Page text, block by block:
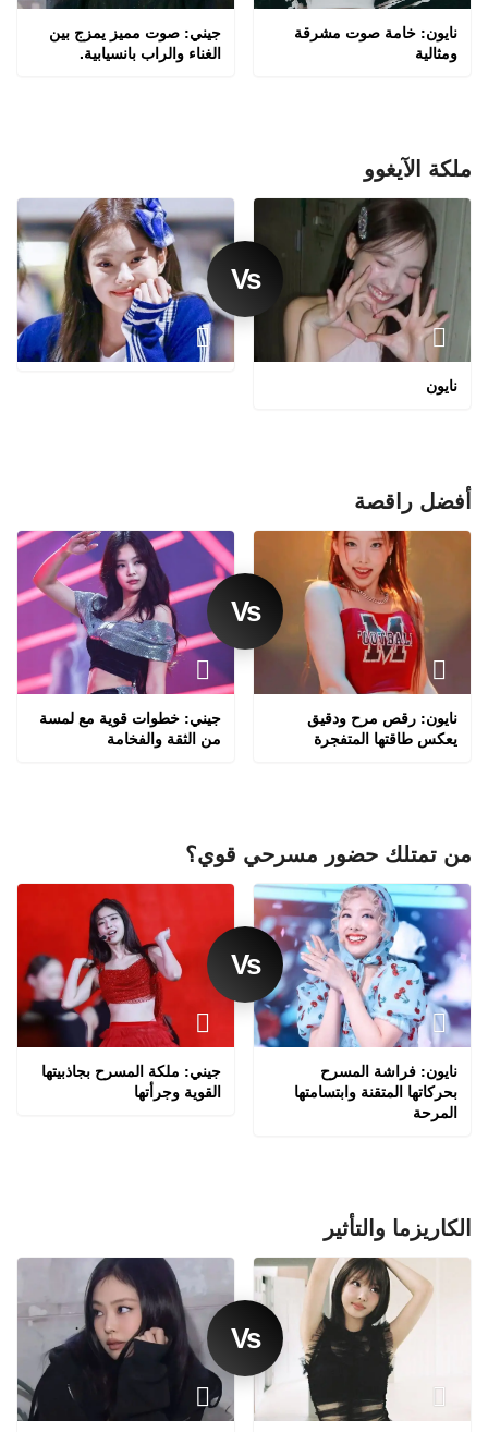
نايون: خامة صوت مشرقة
ومثالية
جيني: صوت مميز يمزج بين
الغناء والراب بانسيابية.
ملكة الآيغوو
نايون
أفضل راقصة
نايون: رقص مرح ودقيق
يعكس طاقتها المتفجرة
جيني: خطوات قوية مع لمسة
من الثقة والفخامة
من تمتلك حضور مسرحي قوي؟
نايون: فراشة المسرح
بحركاتها المتقنة وابتسامتها
المرحة
جيني: ملكة المسرح بجاذبيتها
القوية وجرأتها
الكاريزما والتأثير